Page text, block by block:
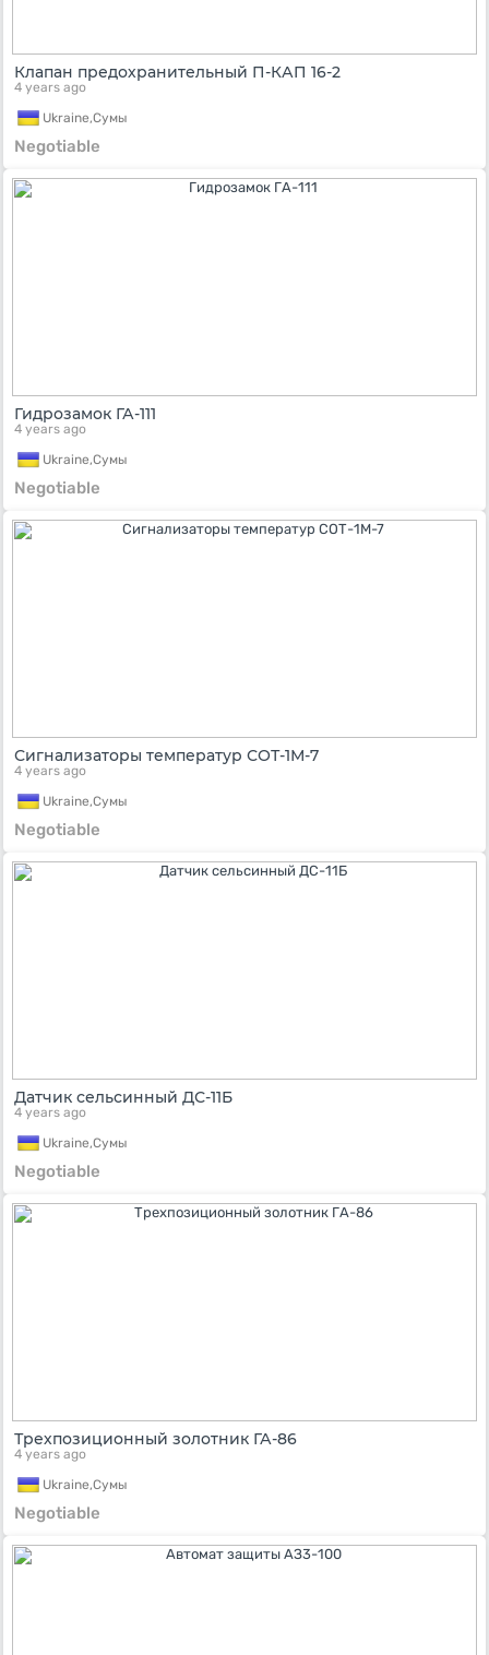
Клапан предохранительный П-КАП 16-2
4 years ago
Ukraine,Сумы
Negotiable
Гидрозамок ГА-111
4 years ago
Ukraine,Сумы
Negotiable
Сигнализаторы температур СОТ-1М-7
4 years ago
Ukraine,Сумы
Negotiable
Датчик сельсинный ДС-11Б
4 years ago
Ukraine,Сумы
Negotiable
Трехпозиционный золотник ГА-86
4 years ago
Ukraine,Сумы
Negotiable